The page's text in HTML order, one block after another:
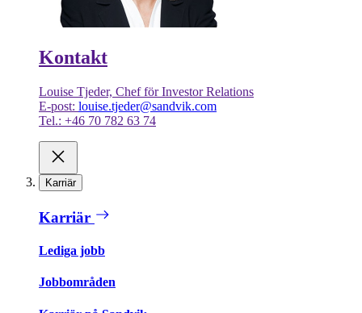
Kontakt
Louise Tjeder, Chef för Investor Relations
E-post: louise.tjeder@sandvik.com
Tel.: +46 70 782 63 74
Karriär
Karriär
Lediga jobb
Jobbområden